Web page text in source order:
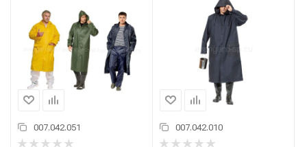
007.042.051 007.042.010